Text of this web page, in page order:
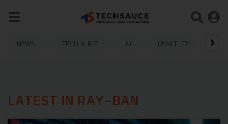
NEWS TECH & BIZ AI HEALTHTECH
LATEST IN RAY-BAN